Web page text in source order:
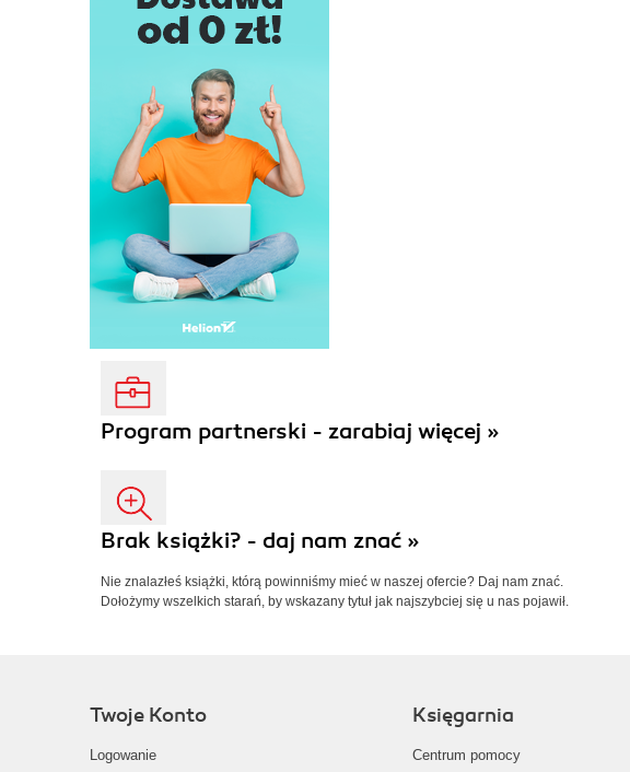
Program partnerski - zarabiaj więcej »
Brak książki? - daj nam znać »
Nie znalazłeś książki, którą powinniśmy mieć w naszej ofercie? Daj nam znać.
Dołożymy wszelkich starań, by wskazany tytuł jak najszybciej się u nas pojawił.
Twoje Konto
Logowanie
Księgarnia
Centrum pomocy